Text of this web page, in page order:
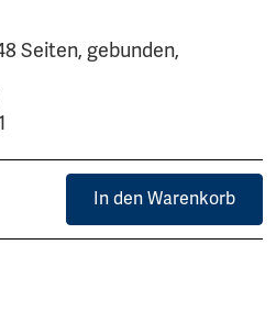
Seiten, gebunden,
In den Warenkorb